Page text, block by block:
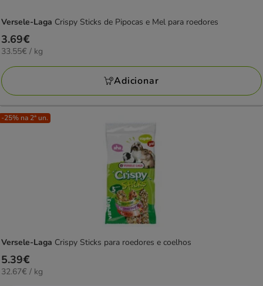
Versele-Laga Crispy Sticks de Pipocas e Mel para roedores
Preço
3.69€
3.69€
33.55€
KG
33.55€ / kg
Adicionar
-25% na 2ª un.
Versele-Laga Crispy Sticks para roedores e coelhos
Preço
5.39€
5.39€
32.67€
32.67€ / kg